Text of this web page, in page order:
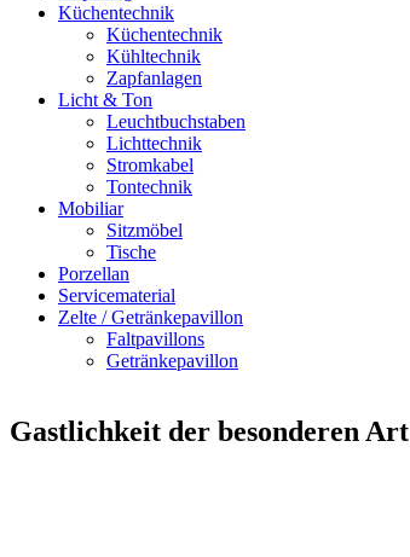
Küchentechnik
Küchentechnik
Kühltechnik
Zapfanlagen
Licht & Ton
Leuchtbuchstaben
Lichttechnik
Stromkabel
Tontechnik
Mobiliar
Sitzmöbel
Tische
Porzellan
Servicematerial
Zelte / Getränkepavillon
Faltpavillons
Getränkepavillon
Gastlichkeit der besonderen Art